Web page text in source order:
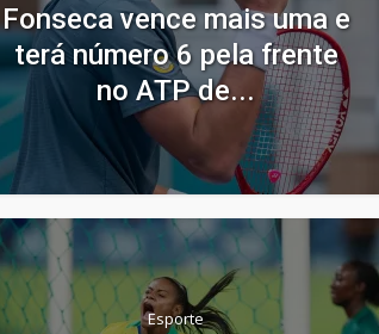
Fonseca vence mais uma e
terá número 6 pela frente
no ATP de...
Esporte